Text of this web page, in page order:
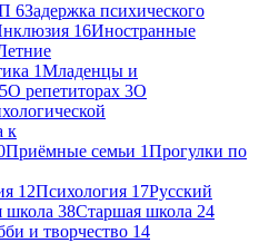
6Задержка психического
16Иностранные
1Младенцы и
О репетиторах 3О
к
Приёмные семьи 1Прогулки по
12Психология 17Русский
школа 38Старшая школа 24
и творчество 14